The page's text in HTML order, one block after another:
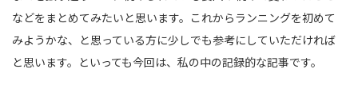
などをまとめてみたいと思います。これからランニングを初めて
みようかな、と思っている方に少しでも参考にしていただければ
と思います。といっても今回は、私の中の記録的な記事です。